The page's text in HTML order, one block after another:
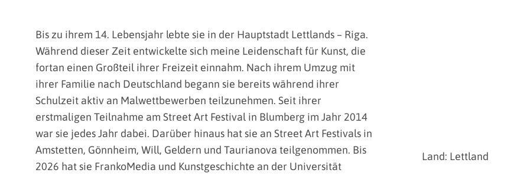
Bis zu ihrem 14. Lebensjahr lebte sie in der Hauptstadt Lettlands – Riga.
Während dieser Zeit entwickelte sich meine Leidenschaft für Kunst, die
fortan einen Großteil ihrer Freizeit einnahm. Nach ihrem Umzug mit
ihrer Familie nach Deutschland begann sie bereits während ihrer
Schulzeit aktiv an Malwettbewerben teilzunehmen. Seit ihrer
erstmaligen Teilnahme am Street Art Festival in Blumberg im Jahr 2014
war sie jedes Jahr dabei. Darüber hinaus hat sie an Street Art Festivals in
Amstetten, Gönnheim, Will, Geldern und Taurianova teilgenommen. Bis
2026 hat sie FrankoMedia und Kunstgeschichte an der Universität
Land: Lettland